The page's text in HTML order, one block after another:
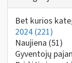
Bet kurios
2024 (221)
Naujiena (51)
Gyventojų